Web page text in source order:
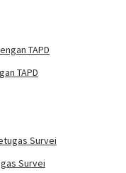
TAPD
Survei